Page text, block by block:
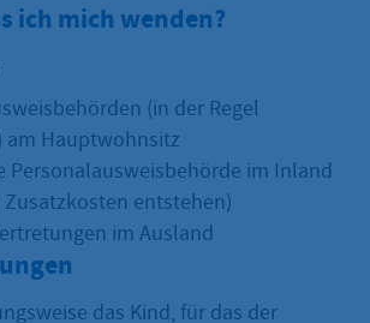
ich mich wenden?
(in der Regel
am Hauptwohnsitz
Personalausweisbehörde im Inland
Zusatzkosten entstehen)
im Ausland
das Kind, für das der